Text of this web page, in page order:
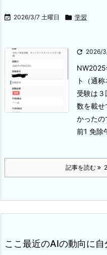
 2026/3/7 土曜日  学習
 2026/
NW2025
ト（通
受験は３
数を載せ
かったの
前1 免除
記事を読む
ここ最近のAIの動向に